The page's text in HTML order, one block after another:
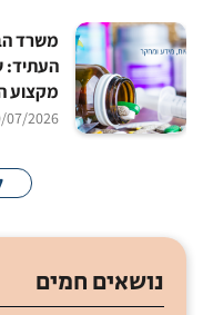
משרד
העתיד:
מקצוע
07/2026
נושאים חמים